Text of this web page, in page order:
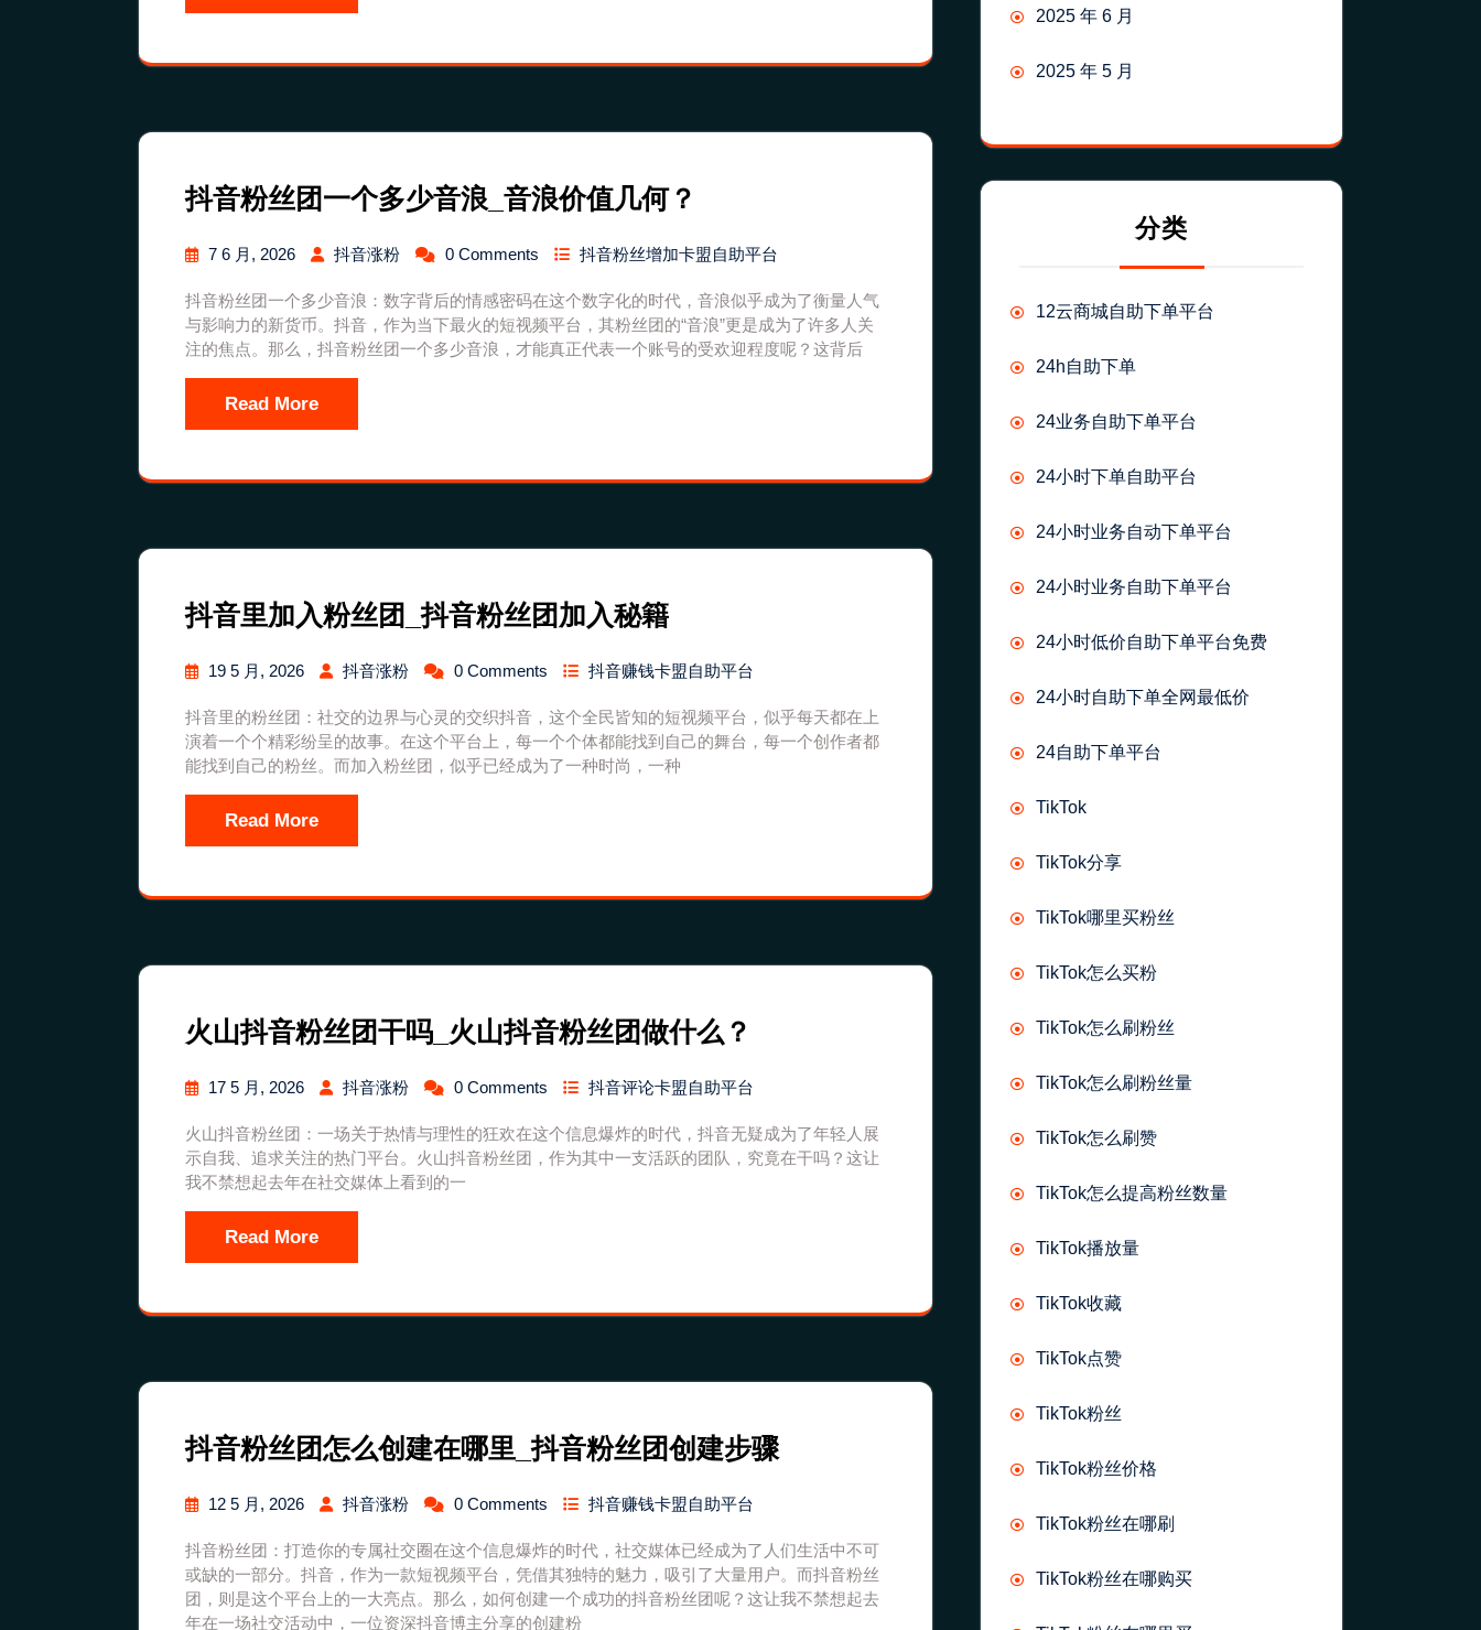
抖音粉丝团一个多少音浪_音浪价值几何？
7 6 月, 2026 抖音涨粉 0 Comments 抖音粉丝增加卡盟自助平台
抖音粉丝团一个多少音浪：数字背后的情感密码在这个数字化的时代，音浪似乎成为了衡量人气
与影响力的新货币。抖音，作为当下最火的短视频平台，其粉丝团的“音浪”更是成为了许多人关
注的焦点。那么，抖音粉丝团一个多少音浪，才能真正代表一个账号的受欢迎程度呢？这背后
Read More
抖音里加入粉丝团_抖音粉丝团加入秘籍
19 5 月, 2026 抖音涨粉 0 Comments 抖音赚钱卡盟自助平台
抖音里的粉丝团：社交的边界与心灵的交织抖音，这个全民皆知的短视频平台，似乎每天都在上
演着一个个精彩纷呈的故事。在这个平台上，每一个个体都能找到自己的舞台，每一个创作者都
能找到自己的粉丝。而加入粉丝团，似乎已经成为了一种时尚，一种
Read More
火山抖音粉丝团干吗_火山抖音粉丝团做什么？
17 5 月, 2026 抖音涨粉 0 Comments 抖音评论卡盟自助平台
火山抖音粉丝团：一场关于热情与理性的狂欢在这个信息爆炸的时代，抖音无疑成为了年轻人展
示自我、追求关注的热门平台。火山抖音粉丝团，作为其中一支活跃的团队，究竟在干吗？这让
我不禁想起去年在社交媒体上看到的一
Read More
抖音粉丝团怎么创建在哪里_抖音粉丝团创建步骤
12 5 月, 2026 抖音涨粉 0 Comments 抖音赚钱卡盟自助平台
抖音粉丝团：打造你的专属社交圈在这个信息爆炸的时代，社交媒体已经成为了人们生活中不可
或缺的一部分。抖音，作为一款短视频平台，凭借其独特的魅力，吸引了大量用户。而抖音粉丝
团，则是这个平台上的一大亮点。那么，如何创建一个成功的抖音粉丝团呢？这让我不禁想起去
年在一场社交活动中，一位资深抖音博主分享的创建粉
2025 年 6 月
2025 年 5 月
分类
12云商城自助下单平台
24h自助下单
24业务自助下单平台
24小时下单自助平台
24小时业务自动下单平台
24小时业务自助下单平台
24小时低价自助下单平台免费
24小时自助下单全网最低价
24自助下单平台
TikTok
TikTok分享
TikTok哪里买粉丝
TikTok怎么买粉
TikTok怎么刷粉丝
TikTok怎么刷粉丝量
TikTok怎么刷赞
TikTok怎么提高粉丝数量
TikTok播放量
TikTok收藏
TikTok点赞
TikTok粉丝
TikTok粉丝价格
TikTok粉丝在哪刷
TikTok粉丝在哪购买